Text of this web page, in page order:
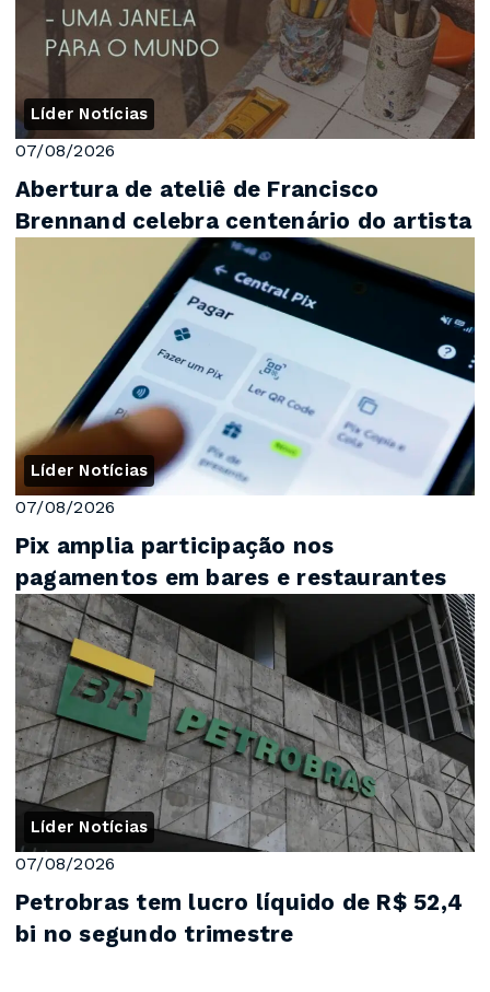
Líder Notícias
07/08/2026
Abertura de ateliê de Francisco
Brennand celebra centenário do artista
Líder Notícias
07/08/2026
Pix amplia participação nos
pagamentos em bares e restaurantes
Líder Notícias
07/08/2026
Petrobras tem lucro líquido de R$ 52,4
bi no segundo trimestre